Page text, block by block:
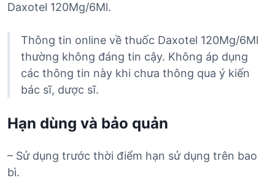
Daxotel 120Mg/6Ml.
Thông tin online về thuốc Daxotel 120Mg/6Ml
thường không đáng tin cậy. Không áp dụng
các thông tin này khi chưa thông qua ý kiến
bác sĩ, dược sĩ.
Hạn dùng và bảo quản
– Sử dụng trước thời điểm hạn sử dụng trên bao
bì.